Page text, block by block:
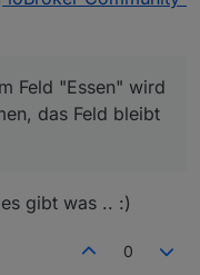
Feld "Essen" wird
das Feld bleibt
gibt was .. :)
0